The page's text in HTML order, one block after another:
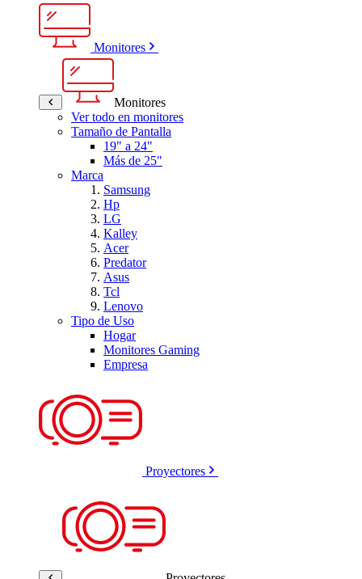
Monitores
Monitores
Ver todo en monitores
Tamaño de Pantalla
19" a 24"
Más de 25"
Marca
Samsung
Hp
LG
Kalley
Acer
Predator
Asus
Tcl
Lenovo
Tipo de Uso
Hogar
Monitores Gaming
Empresa
Proyectores